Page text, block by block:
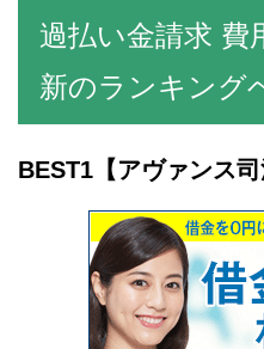
過払い金請求 費
新のランキング
BEST1 【アヴァンス